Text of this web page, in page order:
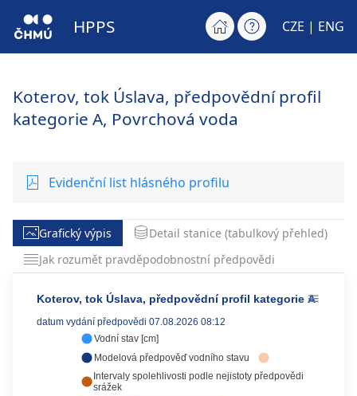
HPPS CZE | ENG
Koterov, tok Úslava, předpovědní profil
kategorie A, Povrchová voda
Evidenční list hlásného profilu
Grafický výpis
Detail stanice (tabulkový přehled)
Jak rozumět pravděpodobnostní předpovědi
Vodní stav [cm]
Modelová předpověď vodního stavu
Intervaly spolehlivosti podle nejistoty předpovědi
srážek
Koterov, tok Úslava, předpovědní profil kategorie A
datum vydání předpovědi 07.08.2026 08:12